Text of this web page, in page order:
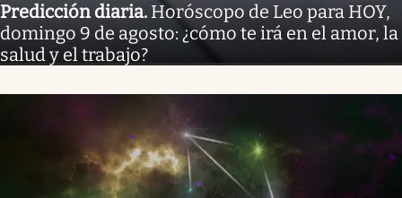
Predicción diaria. Horóscopo de Leo para HOY,
domingo 9 de agosto: ¿cómo te irá en el amor, la
salud y el trabajo?